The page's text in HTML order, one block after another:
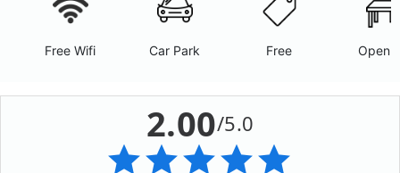
Free Wifi Car Park Free Open
2.00/5.0